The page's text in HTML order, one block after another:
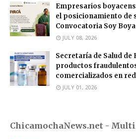
Empresarios
el posicionamiento de
Convocatoria Soy
JULY 08, 2026
Secretaría de Salud de
productos
comercializados en
JULY 01, 2026
ChicamochaNews.net -